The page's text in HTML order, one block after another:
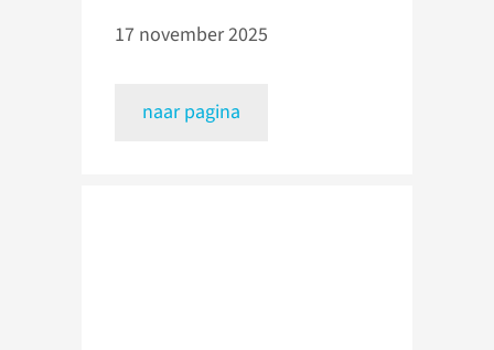
17 november 2025
naar pagina